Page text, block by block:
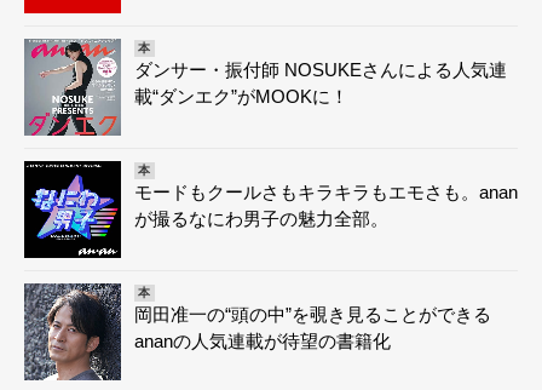
本
ダンサー・振付師 NOSUKEさんによる人気連
載“ダンエク”がMOOKに！
本
モードもクールさもキラキラもエモさも。anan
が撮るなにわ男子の魅力全部。
本
岡田准一の“頭の中”を覗き見ることができる
ananの人気連載が待望の書籍化